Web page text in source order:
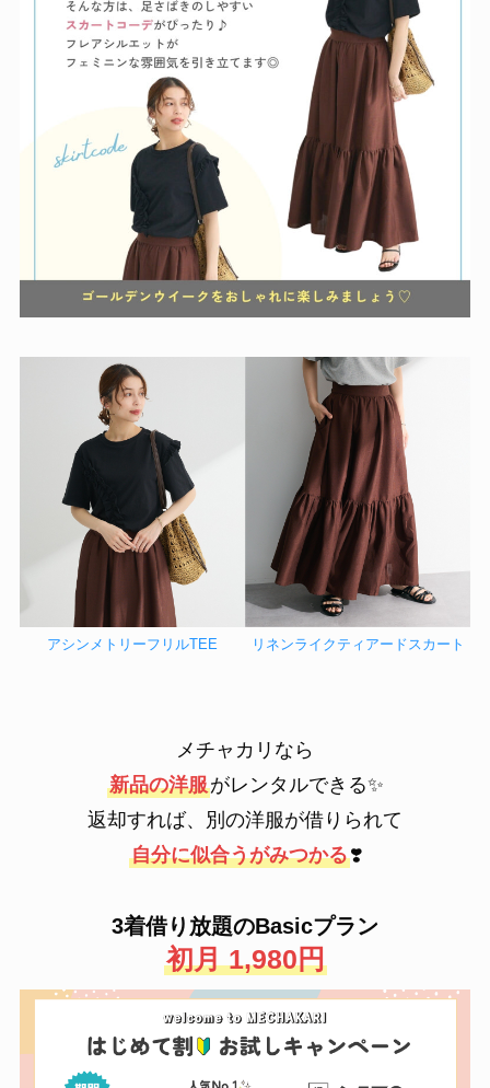
アシンメトリーフリルTEE リネンライクティアードスカート
メチャカリなら
新品の洋服がレンタルできる✨
返却すれば、別の洋服が借りられて
自分に似合うがみつかる❣️
3着借り放題のBasicプラン
初月 1,980円